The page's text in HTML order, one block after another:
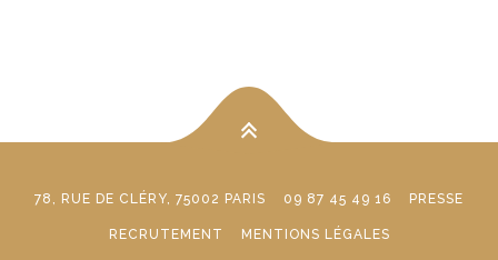
78, RUE DE CLÉRY, 75002 PARIS 09 87 45 49 16 PRESSE
RECRUTEMENT MENTIONS LÉGALES